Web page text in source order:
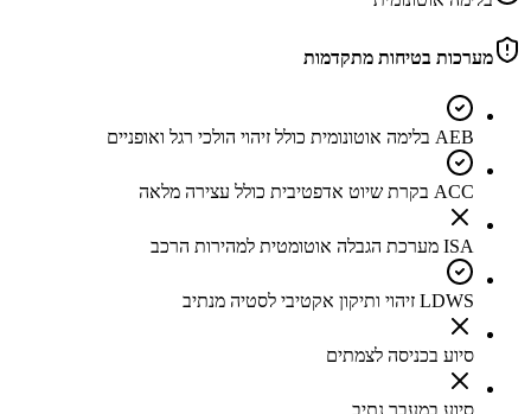
מערכות בטיחות מתקדמות
AEB בלימה אוטונומית כולל זיהוי הולכי רגל ואופניים
ACC בקרת שיוט אדפטיבית כולל עצירה מלאה
ISA מערכת הגבלה אוטומטית למהירות הרכב
LDWS זיהוי ותיקון אקטיבי לסטיה מנתיב
סיוע בכניסה לצמתים